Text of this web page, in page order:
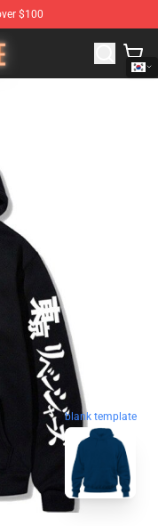
$100
Merchandise Shop
blank template